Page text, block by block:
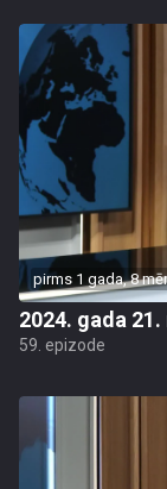
pirms 1 gada, 8
2024. gada
59. epizode